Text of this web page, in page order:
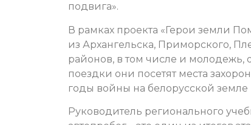
подвига».
В рамках проекта «Герои земли
из Архангельска, Приморского,
районов, в том числе и молодежь,
поездки они посетят места
годы войны на белорусской
Руководитель регионального